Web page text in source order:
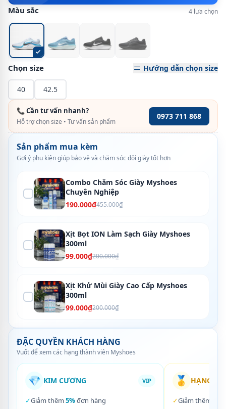
Màu sắc 4 lựa chọn
Chọn size Hướng dẫn chọn size
40 42.5
📞 Cần tư vấn nhanh?
Hỗ trợ chọn size • Tư vấn sản phẩm
0973 711 868
Sản phẩm mua kèm
Gợi ý phụ kiện giúp bảo vệ và chăm sóc đôi giày tốt hơn
Combo Chăm Sóc Giày Myshoes
Chuyên Nghiệp
190.000₫455.000₫
Xịt Bọt ION Làm Sạch Giày Myshoes
300ml
99.000₫200.000₫
Xịt Khử Mùi Giày Cao Cấp Myshoes
300ml
99.000₫200.000₫
ĐẶC QUYỀN KHÁCH HÀNG
Vuốt để xem các hạng thành viên Myshoes
💎 KIM CƯƠNG VIP
✓Giảm thêm 5%đơn hàng
🥇 HẠNG
✓Giảm thêm